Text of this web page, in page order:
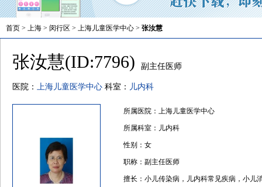
首页 > 上海 > 闵行区 > 上海儿童医学中心 > 张汝慧
张汝慧(ID:7796) 副主任医师
医院： 上海儿童医学中心 科室： 儿内科
所属医院：上海儿童医学中心
所属科室：儿内科
性别：女
职称：副主任医师
擅长：小儿传染病，儿内科常见疾病，小儿